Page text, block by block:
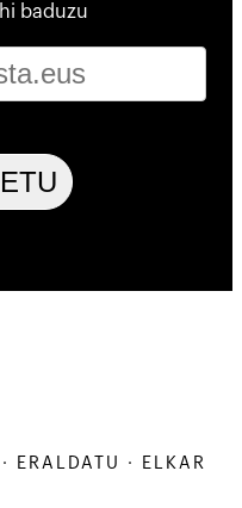
baduzu
ERALDATU ·